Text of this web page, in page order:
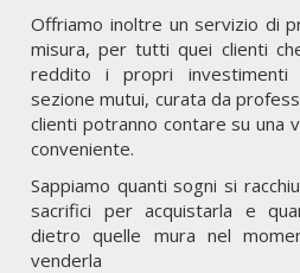
Offriamo inoltre un servizio di
misura, per tutti quei clienti
reddito i propri investimenti
sezione mutui, curata da
clienti potranno contare su una
conveniente.
Sappiamo quanti sogni si
sacrifici per acquistarla e
dietro quelle mura nel
venderla